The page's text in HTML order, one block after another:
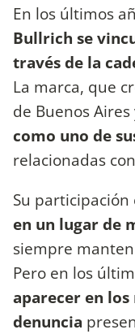
En los últimos
Bullrich se
través de la
La marca, que
de Buenos
como uno de
relacionadas
Su participación
en un lugar de
siempre
Pero en los
aparecer en
denuncia